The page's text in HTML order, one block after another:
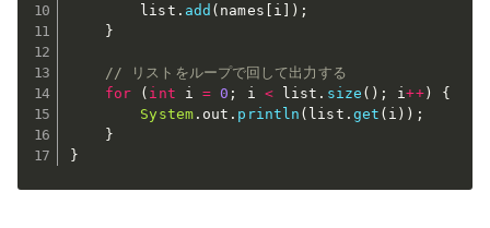
        list
. add ( names [ i ] ) ;
}
// リストをループで回して出力する
for
( int i = 0 ; i < list . size ( ) ; i++)
{
System. out . println ( list . get ( i ) ) ;
}
}